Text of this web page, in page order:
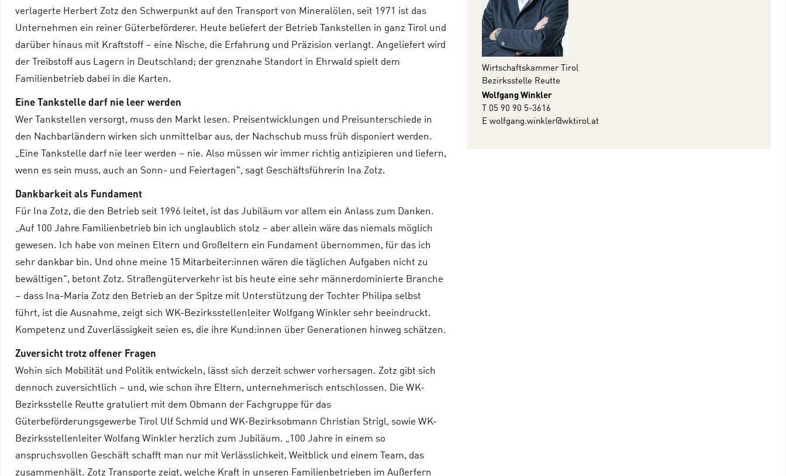
verlagerte Herbert Zotz den Schwerpunkt auf den Transport von Mineralölen, seit 1971 ist das
Unternehmen ein reiner Güterbeförderer. Heute beliefert der Betrieb Tankstellen in ganz Tirol und
darüber hinaus mit Kraftstoff – eine Nische, die Erfahrung und Präzision verlangt. Angeliefert wird
der Treibstoff aus Lagern in Deutschland; der grenznahe Standort in Ehrwald spielt dem
Familienbetrieb dabei in die Karten.
Eine Tankstelle darf nie leer werden
Wer Tankstellen versorgt, muss den Markt lesen. Preisentwicklungen und Preisunterschiede in
den Nachbarländern wirken sich unmittelbar aus, der Nachschub muss früh disponiert werden.
„Eine Tankstelle darf nie leer werden – nie. Also müssen wir immer richtig antizipieren und liefern,
wenn es sein muss, auch an Sonn- und Feiertagen", sagt Geschäftsführerin Ina Zotz.
Dankbarkeit als Fundament
Für Ina Zotz, die den Betrieb seit 1996 leitet, ist das Jubiläum vor allem ein Anlass zum Danken.
„Auf 100 Jahre Familienbetrieb bin ich unglaublich stolz – aber allein wäre das niemals möglich
gewesen. Ich habe von meinen Eltern und Großeltern ein Fundament übernommen, für das ich
sehr dankbar bin. Und ohne meine 15 Mitarbeiter:innen wären die täglichen Aufgaben nicht zu
bewältigen", betont Zotz. Straßengüterverkehr ist bis heute eine sehr männerdominierte Branche
– dass Ina-Maria Zotz den Betrieb an der Spitze mit Unterstützung der Tochter Philipa selbst
führt, ist die Ausnahme, zeigt sich WK-Bezirksstellenleiter Wolfgang Winkler sehr beeindruckt.
Kompetenz und Zuverlässigkeit seien es, die ihre Kund:innen über Generationen hinweg schätzen.
Zuversicht trotz offener Fragen
Wohin sich Mobilität und Politik entwickeln, lässt sich derzeit schwer vorhersagen. Zotz gibt sich
dennoch zuversichtlich – und, wie schon ihre Eltern, unternehmerisch entschlossen. Die WK-
Bezirksstelle Reutte gratuliert mit dem Obmann der Fachgruppe für das
Güterbeförderungsgewerbe Tirol Ulf Schmid und WK-Bezirksobmann Christian Strigl, sowie WK-
Bezirksstellenleiter Wolfang Winkler herzlich zum Jubiläum. „100 Jahre in einem so
anspruchsvollen Geschäft schafft man nur mit Verlässlichkeit, Weitblick und einem Team, das
zusammenhält. Zotz Transporte zeigt, welche Kraft in unseren Familienbetrieben im Außerfern
Wirtschaftskammer Tirol
Bezirksstelle Reutte
Wolfgang Winkler
T 05 90 90 5-3616
E wolfgang.winkler@wktirol.at